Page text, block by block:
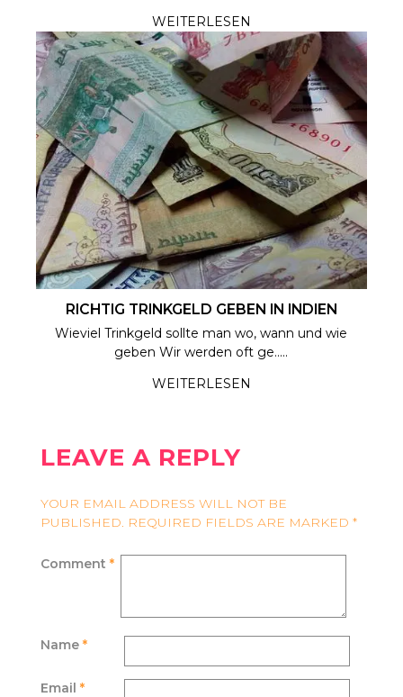
WEITERLESEN
RICHTIG TRINKGELD GEBEN IN INDIEN
Wieviel Trinkgeld sollte man wo, wann und wie
geben Wir werden oft ge.....
WEITERLESEN
LEAVE A REPLY
YOUR EMAIL ADDRESS WILL NOT BE
PUBLISHED. REQUIRED FIELDS ARE MARKED *
Comment *
Name *
Email *